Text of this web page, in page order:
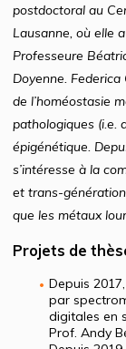
postdoctoral au
Lausanne, où elle
Professeure
Doyenne.
de l’homéostasie
pathologiques (i.e.
épigénétique.
s’intéresse à la
et trans-
que les métaux
Projets de
Depuis
par
digitales en
Prof. Andy